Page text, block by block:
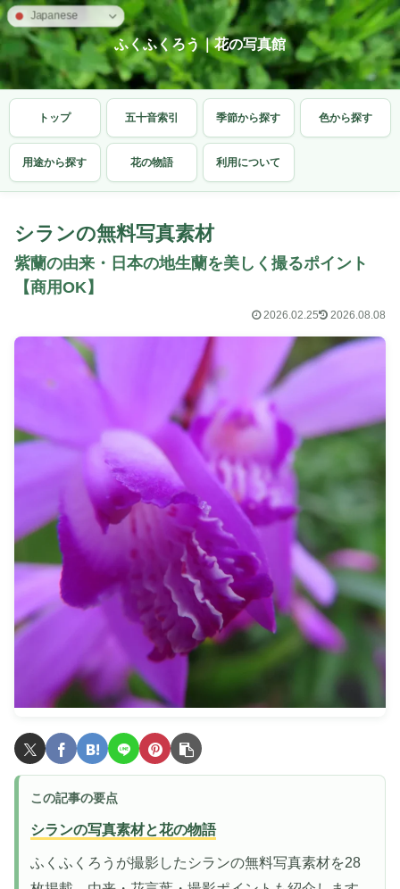
ふくふくろう｜花の写真館
トップ 五十音索引 季節から探す 色から探す
用途から探す 花の物語 利用について
シランの無料写真素材
紫蘭の由来・日本の地生蘭を美しく撮るポイント
【商用OK】
2026.02.25 2026.08.08
この記事の要点
シランの写真素材と花の物語
ふくふくろうが撮影したシランの無料写真素材を28
Japanese